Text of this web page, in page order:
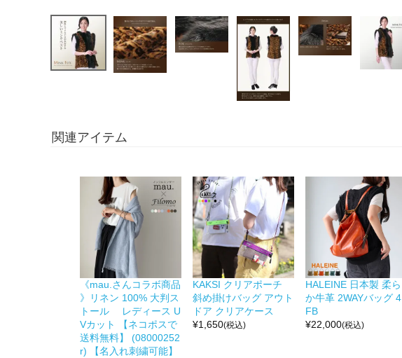
関連アイテム
《mau.さんコラボ商品
》リネン 100% 大判ス
トール レディース U
Vカット 【ネコポスで
送料無料】 (08000252
r) 【名入れ刺繍可能】
KAKSI クリアポーチ
斜め掛けバッグ アウト
ドア クリアケース
¥1,650(税込)
HALEINE 日本製 柔ら
か牛革 2WAYバッグ 4
FB
¥22,000(税込)